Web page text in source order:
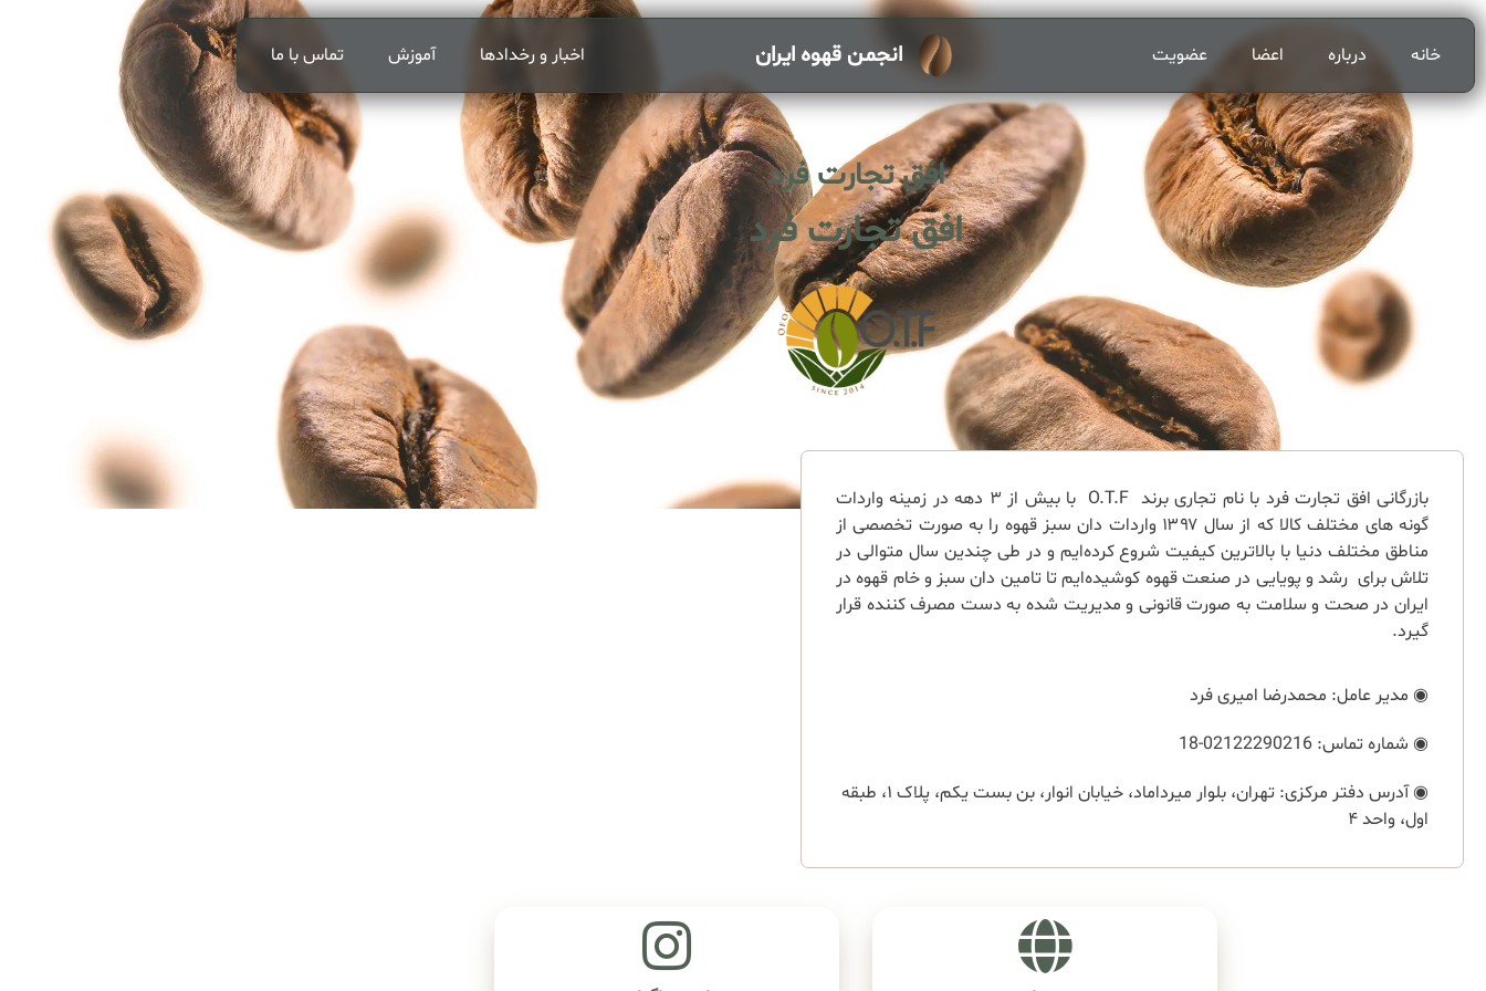
خانه درباره اعضا عضویت انجمن قهوه ایران اخبار و رخدادها آموزش تماس با ما
افق تجارت فرد
افق تجارت فرد
بازرگانی افق تجارت فرد با نام تجاری برند O.T.F با بیش از ۳ دهه در زمینه واردات
گونه های مختلف کالا که از سال ۱۳۹۷ واردات دان سبز قهوه را به صورت تخصصی از
مناطق مختلف دنیا با بالاترین کیفیت شروع کرده‌ایم و در طی چندین سال متوالی در
تلاش برای رشد و پویایی در صنعت قهوه کوشیده‌ایم تا تامین دان سبز و خام قهوه در
ایران در صحت و سلامت به صورت قانونی و مدیریت شده به دست مصرف کننده قرار
گیرد.
◉ مدیر عامل: محمدرضا امیری فرد
◉ شماره تماس:‌ 02122290216-18
◉ آدرس دفتر مرکزی: تهران، بلوار میرداماد، خیابان انوار، بن بست یکم، پلاک ۱، طبقه
اول، واحد ۴